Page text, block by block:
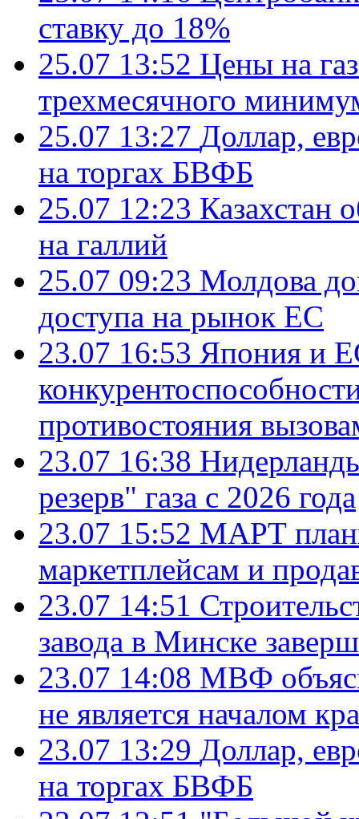
ставку до 18%
25.07 13:52 Цены на
трехмесячного
25.07 13:27 Доллар,
на торгах БВФБ
25.07 12:23 Казахстан
на галлий
25.07 09:23 Молдова
доступа на рынок ЕС
23.07 16:53 Япония и
противостояния
23.07 16:38
резерв" газа с 2026 года
23.07 15:52 МАРТ
маркетплейсам и
23.07 14:51
завода в Минске
23.07 14:08 МВФ
не является началом
23.07 13:29 Доллар,
на торгах БВФБ